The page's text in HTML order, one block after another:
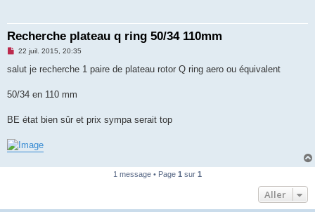
Recherche plateau q ring 50/34 110mm
M
s
g
o
u
22 juil. 2015, 20:35
salut je recherche 1 paire de plateau rotor Q ring aero ou équivalent
50/34 en 110 mm
BE état bien sûr et prix sympa serait top
1 message • Page 1 sur 1
Aller